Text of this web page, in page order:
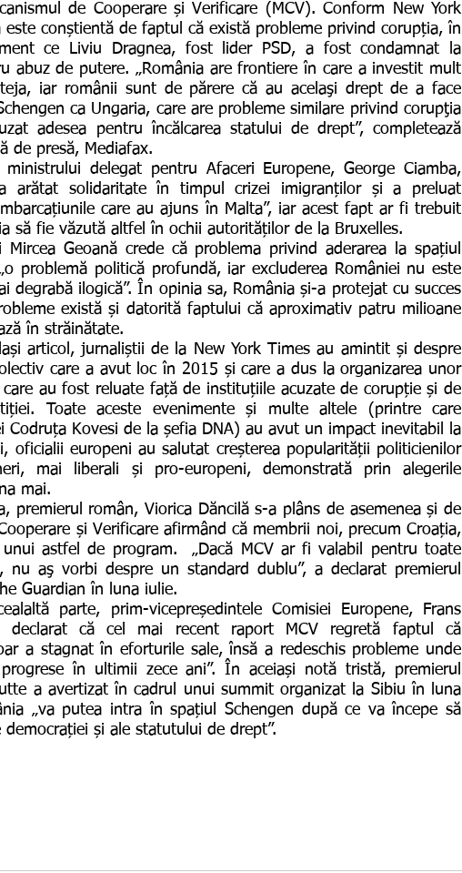
de Cooperare și Verificare (MCV). Conform New York
este conștientă de faptul că există probleme privind corupția, în
ce Liviu Dragnea, fost lider PSD, a fost condamnat la
abuz de putere. „România are frontiere în care a investit mult
iar românii sunt de părere că au acelaşi drept de a face
ca Ungaria, care are probleme similare privind corupţia
adesea pentru încălcarea statului de drept”, completează
de presă, Mediafax.
arătat solidaritate în timpul crizei imigranților și a preluat
care au ajuns în Malta”, iar acest fapt ar fi trebuit
să fie văzută altfel în ochii autorităților de la Bruxelles.
problemă politică profundă, iar excluderea României nu este
degrabă ilogică”. În opinia sa, România și-a protejat cu succes
există și datorită faptului că aproximativ patru milioane
în străinătate.
care a avut loc în 2015 și care a dus la organizarea unor
au fost reluate față de instituțiile acuzate de corupție și de
Toate aceste evenimente și multe altele (printre care
Codruța Kovesi de la șefia DNA) au avut un impact inevitabil la
oficialii europeni au salutat creșterea popularității politicienilor
mai liberali și pro-europeni, demonstrată prin alegerile
mai.
și Verificare afirmând că membrii noi, precum Croația,
astfel de program.  „Dacă MCV ar fi valabil pentru toate
nu aş vorbi despre un standard dublu”, a declarat premierul
Guardian în luna iulie.
declarat că cel mai recent raport MCV regretă faptul că
a stagnat în eforturile sale, însă a redeschis probleme unde
în ultimii zece ani”. În aceiași notă tristă, premierul
a avertizat în cadrul unui summit organizat la Sibiu în luna
„va putea intra în spațiul Schengen după ce va începe să
democrației și ale statutului de drept”.